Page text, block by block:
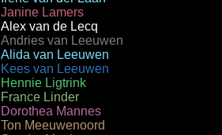
Janine Lamers
Alex van de Lecq
Andries van Leeuwen
Alida van Leeuwen
Kees van Leeuwen
Hennie Ligtrink
France Linder
Dorothea Mannes
Ton Meeuwenoord